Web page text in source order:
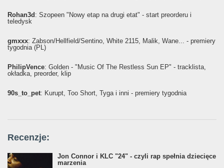
Rohan3d : Szopeen "Nowy etap na drugi etat" - start preorderu i
teledysk
gmxxx: Żabson/Hellfield/Sentino, White 2115, Malik, Wane... - premiery
tygodnia (PL)
PhilipVence: Golden - "Music Of The Restless Sun EP" - tracklista,
okładka, preorder, klip
90s_to_pet: Kurupt, Too Short, Tyga i inni - premiery tygodnia
Recenzje:
Jon Connor i KLC "24" - czyli rap spełnia dziecięce
marzenia